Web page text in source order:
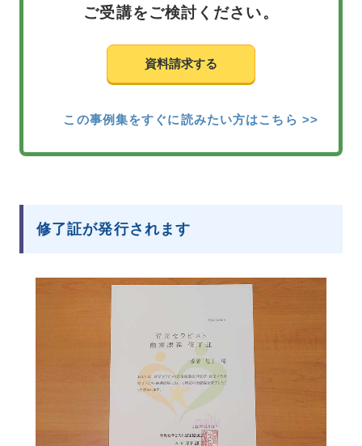
ご受講をご検討ください。
資料請求する
この事例集をすぐに読みたい方はこちら >>
修了証が発行されます